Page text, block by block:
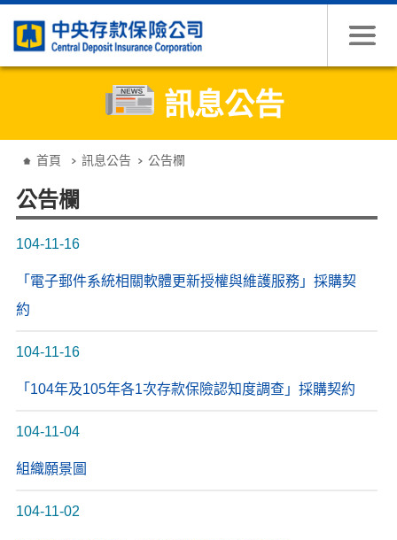
訊息公告
首頁 訊息公告 公告欄
公告欄
104-11-16
「電子郵件系統相關軟體更新授權與維護服務」採購契
約
104-11-16
「104年及105年各1次存款保險認知度調查」採購契約
104-11-04
組織願景圖
104-11-02